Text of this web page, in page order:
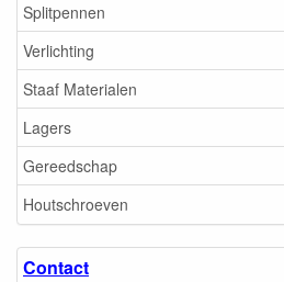
Splitpennen
Verlichting
Staaf Materialen
Lagers
Gereedschap
Houtschroeven
Contact